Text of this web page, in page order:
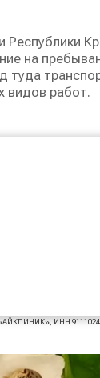
Республики
на
туда
видов работ.
ИНН